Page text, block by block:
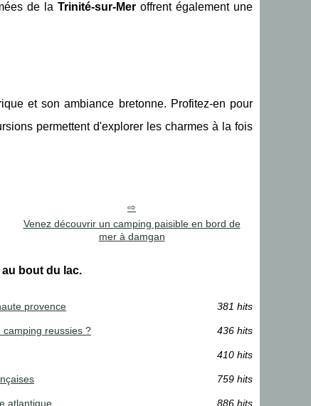
de laTrinité-sur-Mer offrent également une
et son ambiance bretonne. Profitez-en pour
permettent d'explorer les charmes à la fois
Venez découvrir un camping paisible en bord de
mer à damgan
bout du lac.
provence 381 hits
reussies ? 436 hits
410 hits
759 hits
atlantique 886 hits